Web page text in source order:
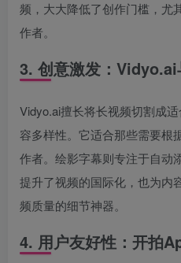
频，大大降低了创作门槛，尤
作者。
3. 创意激发：
Vidyo.ai擅长将长视频切割成
容多样性。它适合那些需要根
作者。绘影字幕则专注于自动
提升了视频的国际化，也为内
频质量的细节神器。
4. 用户友好性：开拍